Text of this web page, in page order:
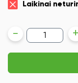
Laikinai
produkto
kiekis:
Automatinis
tušinukas
Jotter
- +